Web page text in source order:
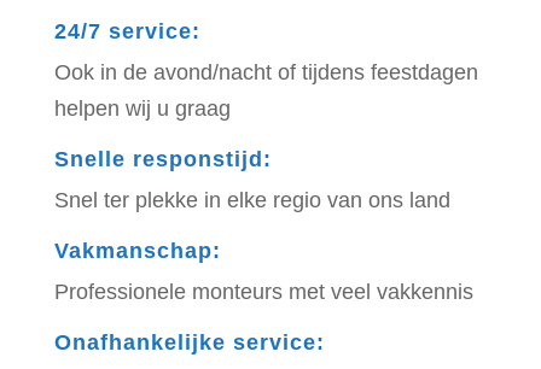
24/7 service:
Ook in de avond/nacht of tijdens feestdagen
helpen wij u graag
Snelle responstijd:
Snel ter plekke in elke regio van ons land
Vakmanschap:
Professionele monteurs met veel vakkennis
Onafhankelijke service: